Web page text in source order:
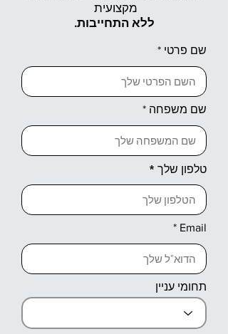
מקצועית
ללא התחייבות.
שם פרטי
שם משפחה
טלפון שלך
Email
תחומי עניין